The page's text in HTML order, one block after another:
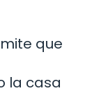
que
la casa